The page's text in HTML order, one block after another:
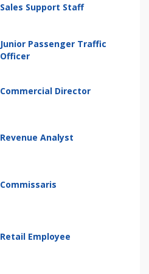
Sales Support Staff
Junior Passenger Traffic
Officer
Commercial Director
Revenue Analyst
Commissaris
Retail Employee